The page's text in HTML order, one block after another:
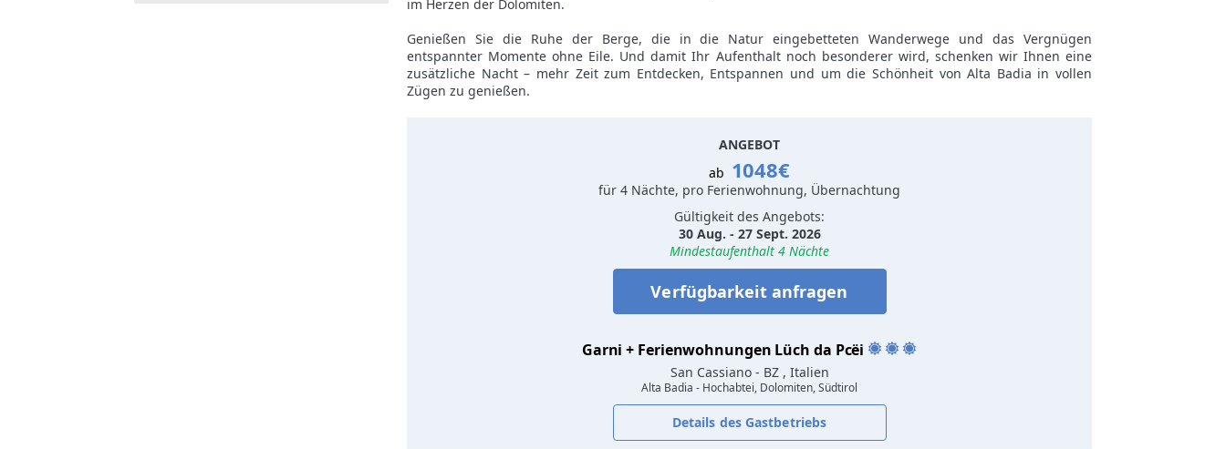
im Herzen der Dolomiten.
Genießen Sie die Ruhe der Berge, die in die Natur eingebetteten Wanderwege und das Vergnügen
entspannter Momente ohne Eile. Und damit Ihr Aufenthalt noch besonderer wird, schenken wir Ihnen eine
zusätzliche Nacht – mehr Zeit zum Entdecken, Entspannen und um die Schönheit von Alta Badia in vollen
Zügen zu genießen.
ANGEBOT
ab 1048€
für 4 Nächte, pro Ferienwohnung, Übernachtung
Gültigkeit des Angebots:
30 Aug. - 27 Sept. 2026
Mindestaufenthalt 4 Nächte
Verfügbarkeit anfragen
Garni + Ferienwohnungen Lüch da Pcëi
San Cassiano - BZ , Italien
Alta Badia - Hochabtei, Dolomiten, Südtirol
Details des Gastbetriebs